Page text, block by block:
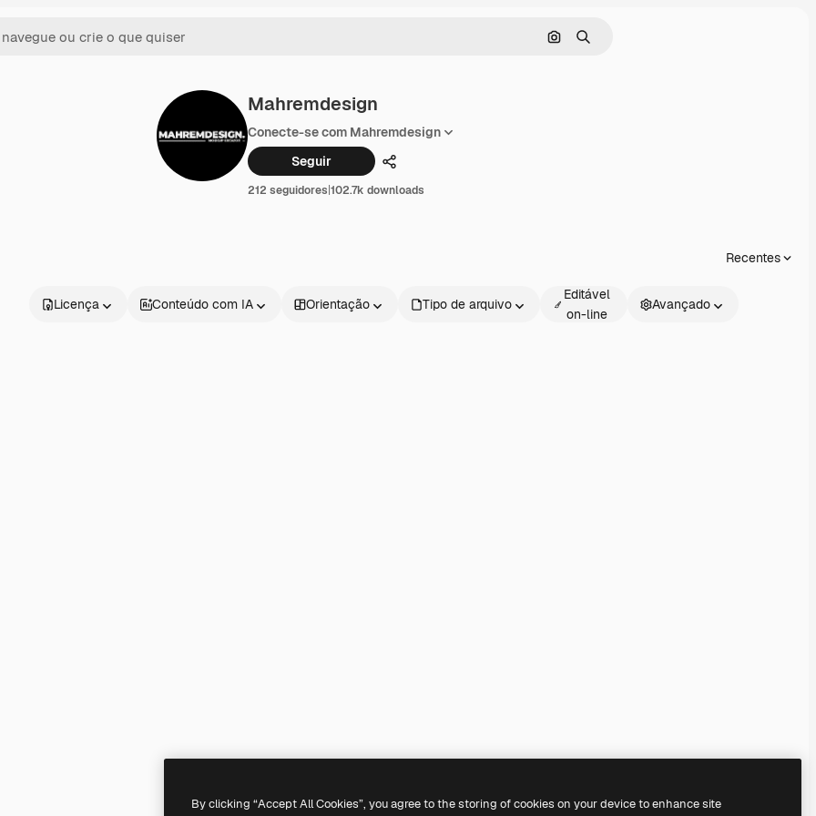
Pesquisar por imagem
Buscar
Mahremdesign
Conecte-se com Mahremdesign
Seguir
Compartilhar
212 seguidores|102.7k downloads
Recentes
Licença Conteúdo com IA Orientação Tipo de arquivo
Editável
on-line
Avançado
By clicking “Accept All Cookies”, you agree to the storing of cookies on your device to enhance site